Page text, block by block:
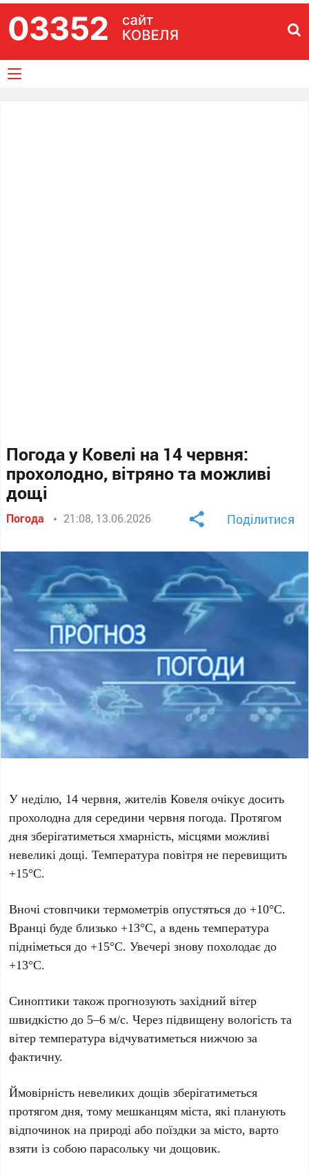
Погода у Ковелі на 14 червня:
прохолодно, вітряно та можливі
дощі
Погода 21:08, 13.06.2026 Поділитися
У неділю, 14 червня, жителів Ковеля очікує досить
прохолодна для середини червня погода. Протягом
дня зберігатиметься хмарність, місцями можливі
невеликі дощі. Температура повітря не перевищить
+15°C.
Вночі стовпчики термометрів опустяться до +10°C.
Вранці буде близько +13°C, а вдень температура
підніметься до +15°C. Увечері знову похолодає до
+13°C.
Синоптики також прогнозують західний вітер
швидкістю до 5–6 м/с. Через підвищену вологість та
вітер температура відчуватиметься нижчою за
фактичну.
Ймовірність невеликих дощів зберігатиметься
протягом дня, тому мешканцям міста, які планують
відпочинок на природі або поїздки за місто, варто
взяти із собою парасольку чи дощовик.